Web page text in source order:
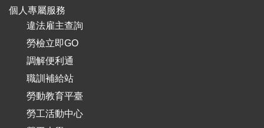
個人專屬服務
違法雇主查詢
勞檢立即GO
調解便利通
職訓補給站
勞動教育平臺
勞工活動中心